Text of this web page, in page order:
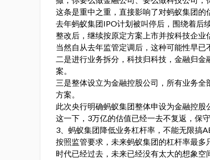
这条是重中之重，直接影响了对蚂蚁集团的
去年蚂蚁集团IPO计划被叫停后，围绕着后
整改后，继续按原定方案上市并按科技企业
当然自从去年监管定调后，这种可能性早已
二是进行业务拆分，科技归科技，金融归
案。
三是整体设立为金融控股公司，所有业务
方案。
此次央行明确蚂蚁集团整体申设为金融控股
这一下，3万亿的估值已经一去不复返，保
3、蚂蚁集团降低业务杠杆率，不能无限搞
按照监管要求，未来蚂蚁集团的杠杆率最
时代已经过去，未来已经没有太大的想象